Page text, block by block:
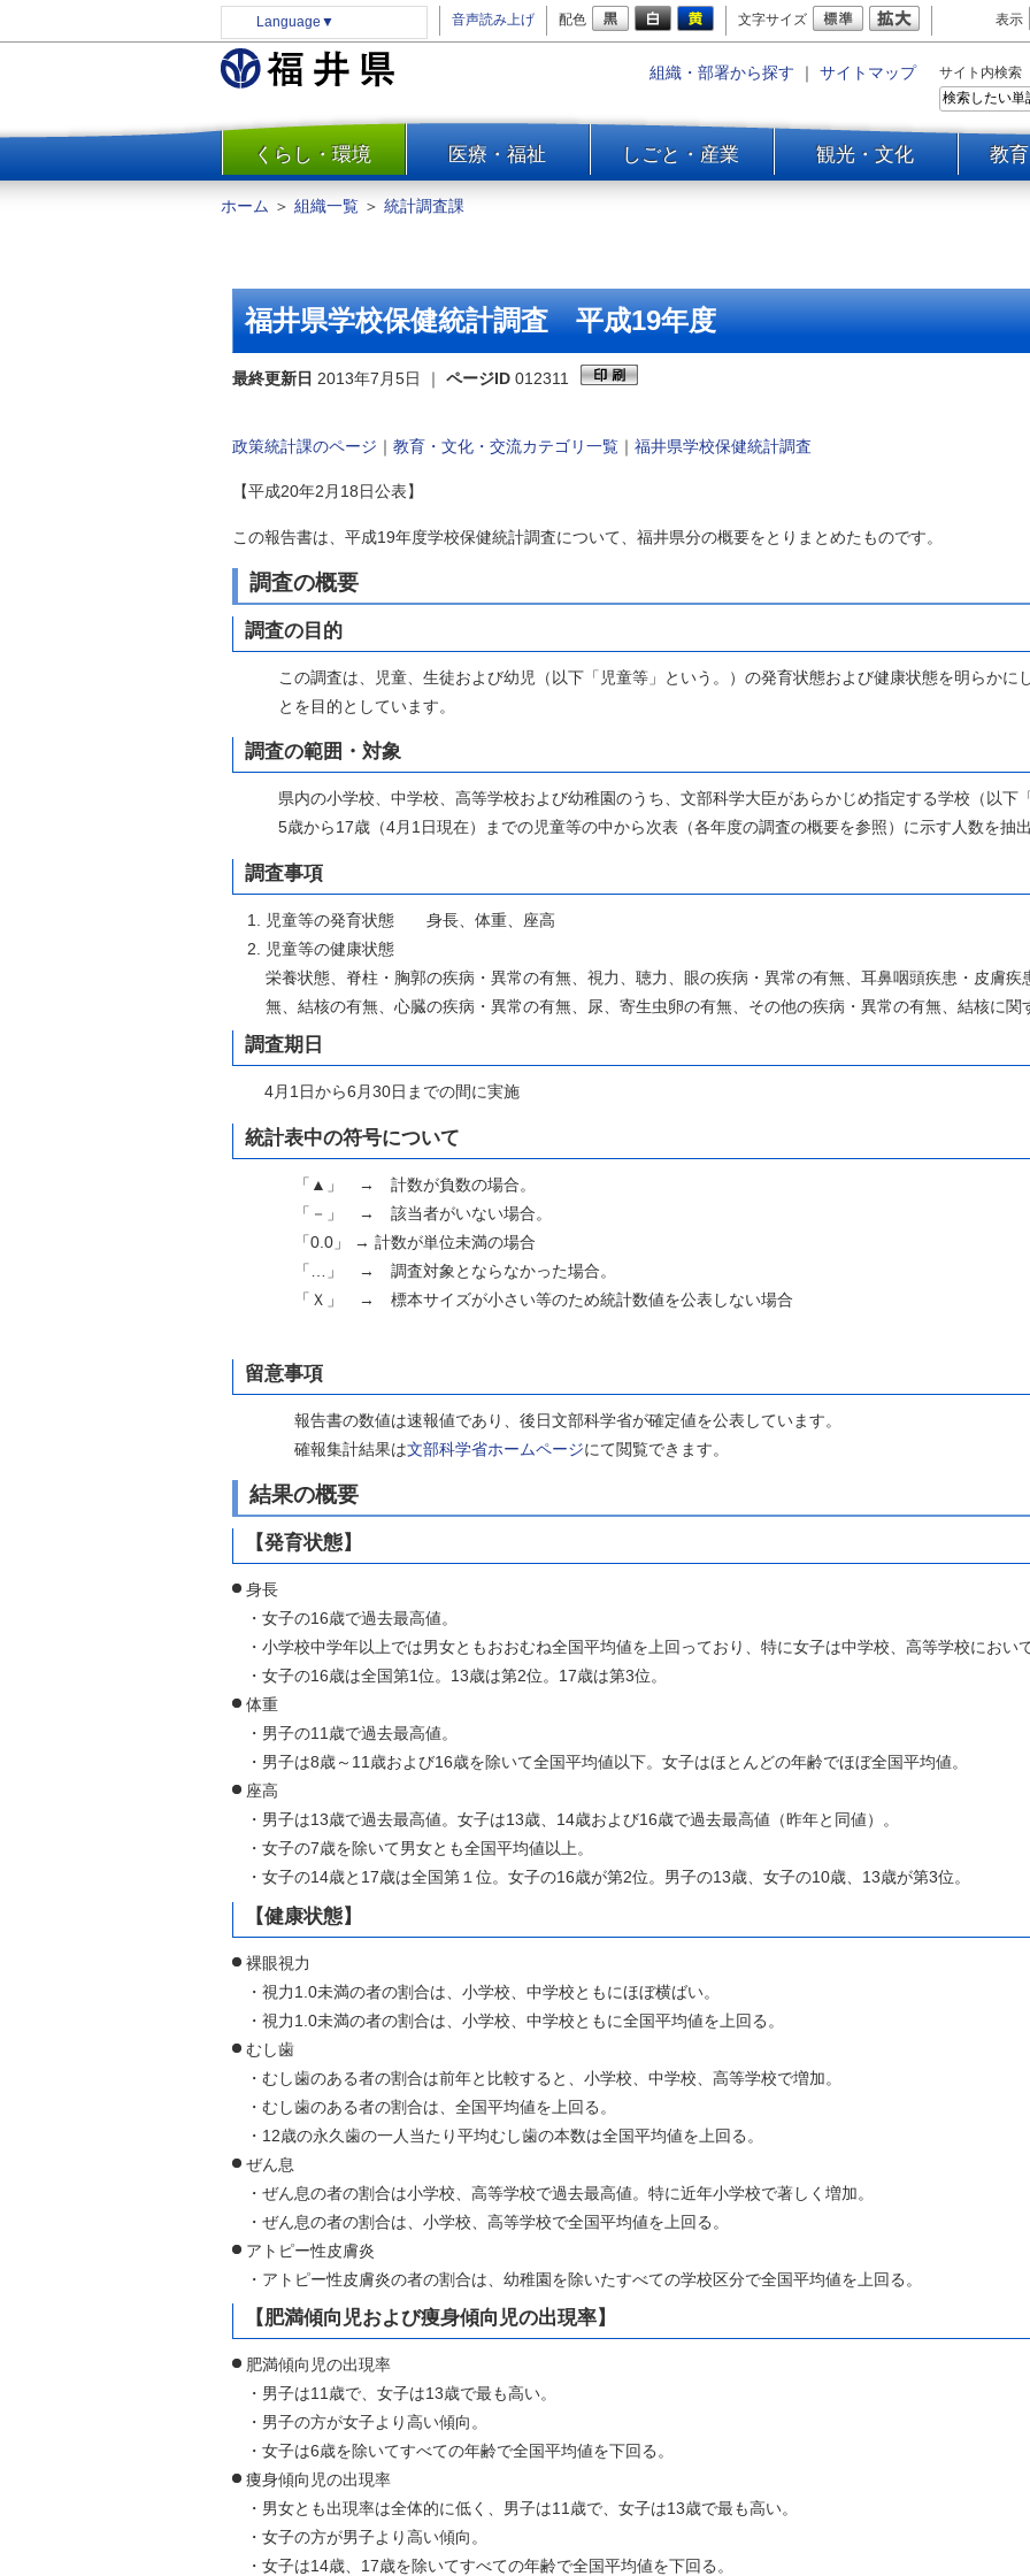
Language ▼ 音声読み上げ 配色 文字サイズ 表示
組織・部署から探す ｜ サイトマップ サイト内検索
一覧
くらし・環境 医療・福祉 しごと・産業 観光・文化 教
防災
水道・エネルギー
住まい・土地
環境問題・廃棄物対策・リサ
イクル
河川・砂防・港湾
自然
ホーム ＞ 組織一覧 ＞ 統計調査課
福井県学校保健統計調査 平成19年度
最終更新日 2013年7月5日 ｜ ページID 012311
政策統計課のページ ｜ 教育・文化・交流カテゴリ一覧 ｜ 福井県学校保健統計調査
【平成20年2月18日公表】
この報告書は、平成19年度学校保健統計調査について、福井県分の概要をとりまとめたものです。
調査の概要
調査の目的
この調査は、児童、生徒および幼児（以下「児童等」という。）の発育状態および健康状態を明らかに
とを目的としています。
調査の範囲・対象
県内の小学校、中学校、高等学校および幼稚園のうち、文部科学大臣があらかじめ指定する学校（以下
5歳から17歳（4月1日現在）までの児童等の中から次表（各年度の調査の概要を参照）に示す人数を抽
調査事項
児童等の発育状態 身長、体重、座高
児童等の健康状態
栄養状態、脊柱・胸郭の疾病・異常の有無、視力、聴力、眼の疾病・異常の有無、耳鼻咽頭疾患・皮膚
無、結核の有無、心臓の疾病・異常の有無、尿、寄生虫卵の有無、その他の疾病・異常の有無、結核に関
調査期日
4月1日から6月30日までの間に実施
統計表中の符号について
「▲」 → 計数が負数の場合。
「－」 → 該当者がいない場合。
「0.0」 → 計数が単位未満の場合
「…」 → 調査対象とならなかった場合。
「Ｘ」 → 標本サイズが小さい等のため統計数値を公表しない場合
留意事項
報告書の数値は速報値であり、後日文部科学省が確定値を公表しています。
確報集計結果は文部科学省ホームページにて閲覧できます。
結果の概要
【発育状態】
身長
・女子の16歳で過去最高値。
・小学校中学年以上では男女ともおおむね全国平均値を上回っており、特に女子は中学校、高等学校におい
・女子の16歳は全国第1位。13歳は第2位。17歳は第3位。
体重
・男子の11歳で過去最高値。
・男子は8歳～11歳および16歳を除いて全国平均値以下。女子はほとんどの年齢でほぼ全国平均値。
座高
・男子は13歳で過去最高値。女子は13歳、14歳および16歳で過去最高値（昨年と同値）。
・女子の7歳を除いて男女とも全国平均値以上。
・女子の14歳と17歳は全国第１位。女子の16歳が第2位。男子の13歳、女子の10歳、13歳が第3位。
【健康状態】
裸眼視力
・視力1.0未満の者の割合は、小学校、中学校ともにほぼ横ばい。
・視力1.0未満の者の割合は、小学校、中学校ともに全国平均値を上回る。
むし歯
・むし歯のある者の割合は前年と比較すると、小学校、中学校、高等学校で増加。
・むし歯のある者の割合は、全国平均値を上回る。
・12歳の永久歯の一人当たり平均むし歯の本数は全国平均値を上回る。
ぜん息
・ぜん息の者の割合は小学校、高等学校で過去最高値。特に近年小学校で著しく増加。
・ぜん息の者の割合は、小学校、高等学校で全国平均値を上回る。
アトピー性皮膚炎
・アトピー性皮膚炎の者の割合は、幼稚園を除いたすべての学校区分で全国平均値を上回る。
【肥満傾向児および痩身傾向児の出現率】
肥満傾向児の出現率
・男子は11歳で、女子は13歳で最も高い。
・男子の方が女子より高い傾向。
・女子は6歳を除いてすべての年齢で全国平均値を下回る。
痩身傾向児の出現率
・男女とも出現率は全体的に低く、男子は11歳で、女子は13歳で最も高い。
・女子の方が男子より高い傾向。
・女子は14歳、17歳を除いてすべての年齢で全国平均値を下回る。